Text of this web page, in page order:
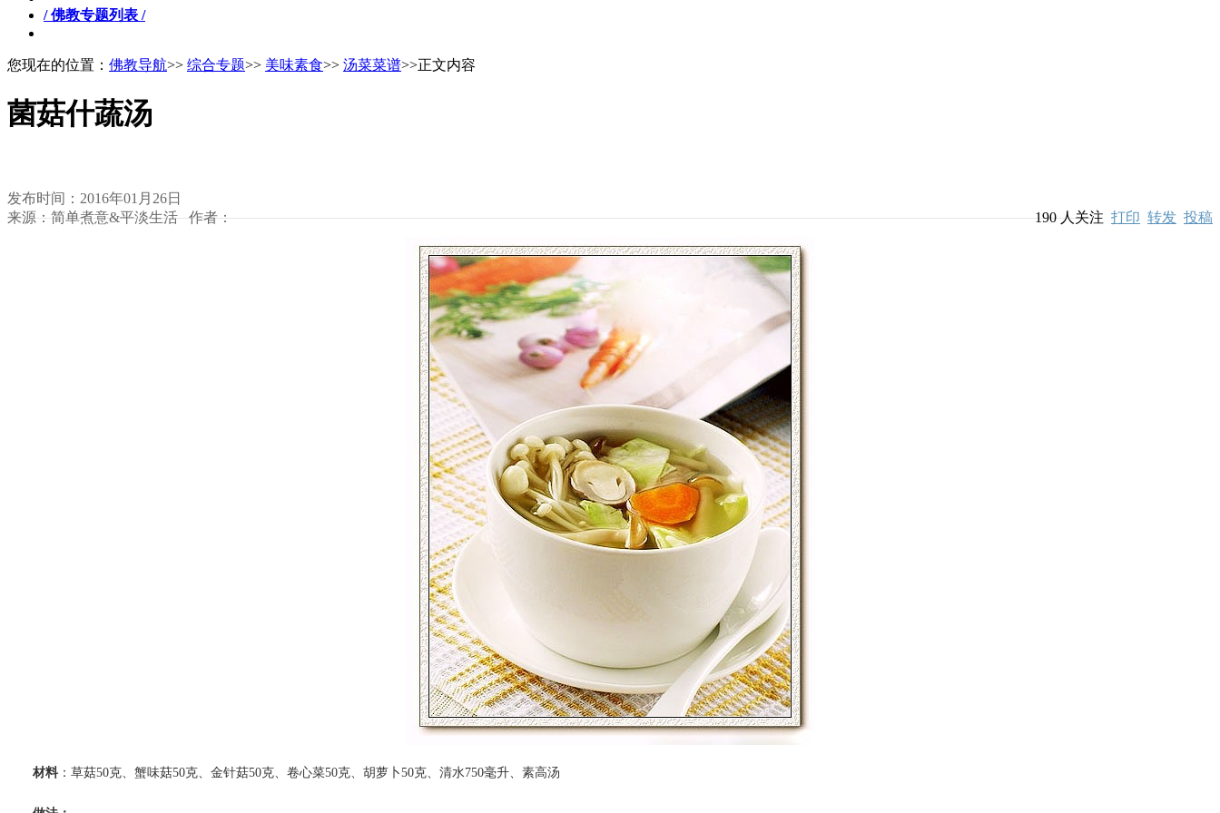
/ 佛教专题列表 /
您现在的位置： 佛教导航>> 综合专题>> 美味素食>> 汤菜菜谱>>正文内容
菌菇什蔬汤
发布时间：2016年01月26日
来源：简单煮意&平淡生活 作者：
190人关注 打印 转发 投稿
材料 ：草菇50克、蟹味菇50克、金针菇50克、卷心菜50克、胡萝卜50克、清水750毫升、素高汤